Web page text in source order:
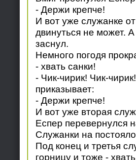
- Держи крепче!
И вот уже служанке
двинуться не может.
заснул.
Немного погодя
- хвать санки!
- Чик-чирик! Чик-
приказывает:
- Держи крепче!
И вот уже вторая
Еспер перевернулся
Служанки на
Под конец и третья
горницу и тоже -